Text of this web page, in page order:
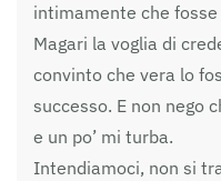
intimamente che fosse
Magari la voglia di
convinto che vera lo
successo. E non nego
e un po’ mi turba.
Intendiamoci, non si